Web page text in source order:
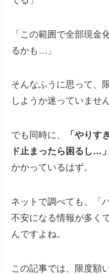
「この範囲で全部現金
るかも…」
そんなふうに思って、
しようか迷っていませ
でも同時に、
「やりす
ド止まったら困るし…」
かかっているはず。
ネットで調べても、「
不安になる情報が多く
んですよね。
この記事では、限度額